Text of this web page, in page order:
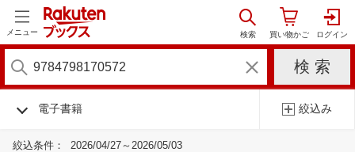
メニュー
電子書籍 絞込み
絞込条件： 2026/04/27～2026/05/03